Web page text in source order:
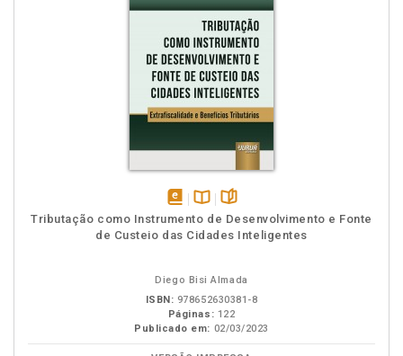
disponível
em
Disponível
na
páginas
Tributação como Instrumento de Desenvolvimento e Fonte
de Custeio das Cidades Inteligentes
Diego Bisi Almada
ISBN: 978652630381-8
Páginas: 122
Publicado em: 02/03/2023